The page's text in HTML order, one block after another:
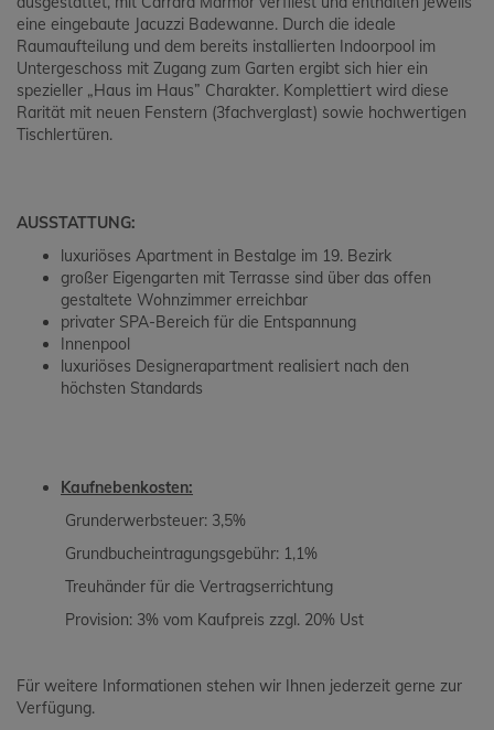
eine eingebaute Jacuzzi Badewanne. Durch die ideale
Raumaufteilung und dem bereits installierten Indoorpool im
Untergeschoss mit Zugang zum Garten ergibt sich hier ein
spezieller „Haus im Haus” Charakter. Komplettiert wird diese
Rarität mit neuen Fenstern (3fachverglast) sowie hochwertigen
Tischlertüren.
AUSSTATTUNG:
luxuriöses Apartment in Bestalge im 19. Bezirk
großer Eigengarten mit Terrasse sind über das offen
gestaltete Wohnzimmer erreichbar
privater SPA-Bereich für die Entspannung
Innenpool
luxuriöses Designerapartment realisiert nach den
höchsten Standards
Kaufnebenkosten:
Grunderwerbsteuer: 3,5%
Grundbucheintragungsgebühr: 1,1%
Treuhänder für die Vertragserrichtung
Provision: 3% vom Kaufpreis zzgl. 20% Ust
Für weitere Informationen stehen wir Ihnen jederzeit gerne zur
Verfügung.